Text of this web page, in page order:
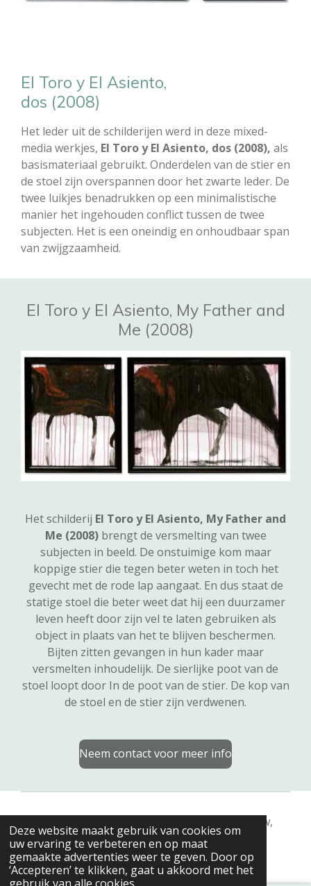
Deze website maakt gebruik van cookies om
uw ervaring te verbeteren en op maat
gemaakte advertenties weer te geven. Door op
‘Accepteren’ te klikken, gaat u akkoord met het
El Toro y El Asiento,
dos (2008)
Het leder uit de schilderijen werd in deze mixed-
media werkjes, El Toro y El Asiento, dos (2008), als
basismateriaal gebruikt. Onderdelen van de stier en
de stoel zijn overspannen door het zwarte leder. De
twee luikjes benadrukken op een minimalistische
manier het ingehouden conflict tussen de twee
subjecten. Het is een oneindig en onhoudbaar span
van zwijgzaamheid.
El Toro y El Asiento, My Father and
Me (2008)
Het schilderij El Toro y El Asiento, My Father and
Me (2008)brengt de versmelting van twee
subjecten in beeld. De onstuimige kom maar
koppige stier die tegen beter weten in toch het
gevecht met de rode lap aangaat. En dus staat de
statige stoel die beter weet dat hij een duurzamer
leven heeft door zijn vel te laten gebruiken als
object in plaats van het te blijven beschermen.
Bijten zitten gevangen in hun kader maar
versmelten inhoudelijk. De sierlijke poot van de
stoel loopt door In de poot van de stier. De kop van
de stoel en de stier zijn verdwenen.
Neem contact voor meer info
© 2024 - 2026 Psycholoog Gent | Trauma, rouw,
stress & creatieve therapie | Ilse Jansoone
Powered byJouwWeb